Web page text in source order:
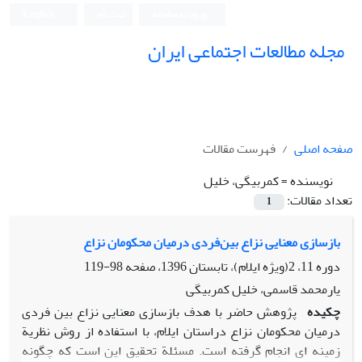
مجله مطالعات اجتماعی ایران
صفحه اصلی
فهرست مقالات
نویسنده =کمربیگی، خلیل
تعداد مقالات:
1
بازسازی معنایی نزاع بین‌فردی درمیان محکومان نزاع
دوره 11، 2(ویژه ایلام)، تابستان 1396، صفحه
98-119
یارمحمد قاسمی، خلیل کمربیگی
چکیده پژوهش حاضر با هدف بازسازی معنایی نزاع بین فردی
درمیان محکومان نزاع دراستان ایلام، با استفاده از روش نظریة
زمینه ای انجام گرفته است. مسئلة تحقیق این است که چگونه